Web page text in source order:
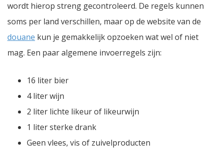
wordt hierop streng gecontroleerd. De regels kunnen
soms per land verschillen, maar op de website van de
douane kun je gemakkelijk opzoeken wat wel of niet
mag. Een paar algemene invoerregels zijn:
16 liter bier
4 liter wijn
2 liter lichte likeur of likeurwijn
1 liter sterke drank
Geen vlees, vis of zuivelproducten